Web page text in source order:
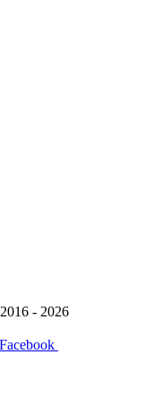
2016 - 2026